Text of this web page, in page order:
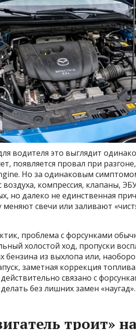
водителя это выглядит
появляется провал при
Но за одинаковым
компрессия, клапаны,
но далеко не единственная
свечи или заливают
проблема с форсунками
холостой ход, пропуски
бензина из выхлопа или,
заметная коррекция
связано с
без лишних замен «наугад».
троит»